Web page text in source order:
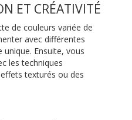
ET CRÉATIVITÉ
de couleurs variée de
avec différentes
Ensuite, vous
les techniques
texturés ou des